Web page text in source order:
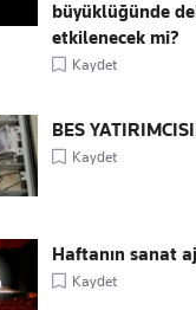
büyüklüğünde
etkilenecek mi?
Kaydet
BES
Kaydet
Haftanın sanat
Kaydet